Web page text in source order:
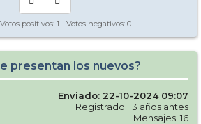
positivos: 1 - Votos negativos: 0
presentan los nuevos?
Enviado: 22-10-2024 09:07
Registrado: 13 años antes
Mensajes: 16